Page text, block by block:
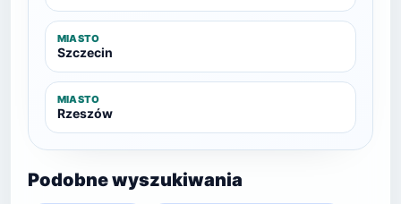
MIASTO
Szczecin
MIASTO
Rzeszów
Podobne wyszukiwania